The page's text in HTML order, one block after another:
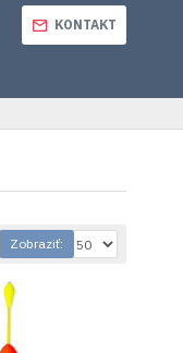
KONTAKT
Zobraziť: